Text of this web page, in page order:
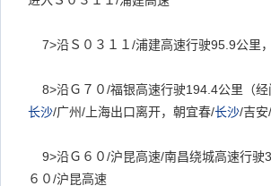
7>沿Ｓ０３１１ /浦建高速行驶95.9公里
8>沿Ｇ７０/福银高速行驶194.4公里（
长沙/广州/ 上海出口离开，朝宜春/长沙/吉安/
9>沿Ｇ６０/沪昆高速/南昌绕城高速行驶
６０/沪昆高速